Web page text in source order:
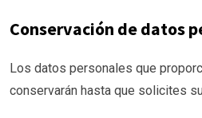
Conservación de datos
Los datos personales que
conservarán hasta que solicites